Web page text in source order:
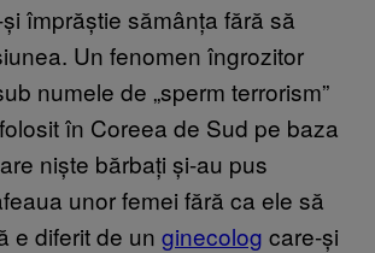
împrăștie sămânța fără să
Un fenomen îngrozitor
numele de „sperm terrorism”
în Coreea de Sud pe baza
niște bărbați și-au pus
unor femei fără ca ele să
e diferit de un ginecolog care-și